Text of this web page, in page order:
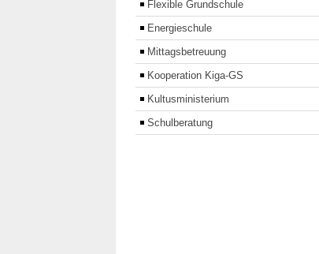
Flexible Grundschule
Energieschule
Mittagsbetreuung
Kooperation Kiga-GS
Kultusministerium
Schulberatung